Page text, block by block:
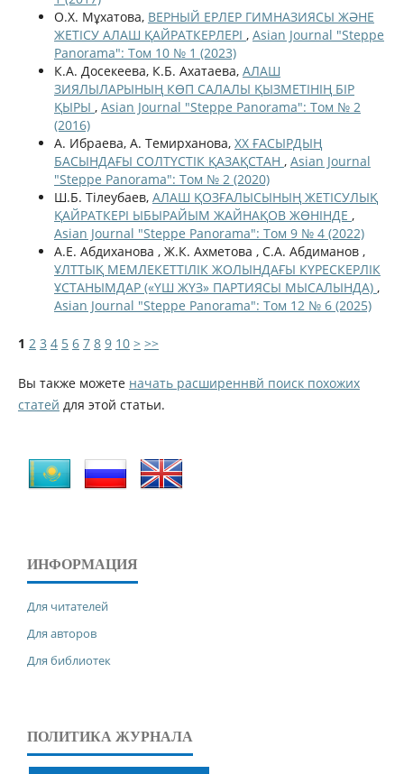
О.Х. Мұхатова, ВЕРНЫЙ ЕРЛЕР ГИМНАЗИЯСЫ ЖӘНЕ
ЖЕТІСУ АЛАШ ҚАЙРАТКЕРЛЕРІ , Asian Journal "Steppe
Panorama": Том 10 № 1 (2023)
К.А. Досекеева, К.Б. Ахатаева, АЛАШ
ЗИЯЛЫЛАРЫНЫҢ КӨП САЛАЛЫ ҚЫЗМЕТІНІҢ БІР
ҚЫРЫ , Asian Journal "Steppe Panorama": Том № 2
(2016)
А. Ибраева, А. Темирханова, ХХ ҒАСЫРДЫҢ
БАСЫНДАҒЫ СОЛТҮСТІК ҚАЗАҚСТАН , Asian Journal
"Steppe Panorama": Том № 2 (2020)
Ш.Б. Тілеубаев, АЛАШ ҚОЗҒАЛЫСЫНЫҢ ЖЕТІСУЛЫҚ
ҚАЙРАТКЕРІ ЫБЫРАЙЫМ ЖАЙНАҚОВ ЖӨНІНДЕ ,
Asian Journal "Steppe Panorama": Том 9 № 4 (2022)
А.Е. Абдиханова , Ж.К. Ахметова , С.А. Абдиманов ,
ҰЛТТЫҚ МЕМЛЕКЕТТІЛІК ЖОЛЫНДАҒЫ КҮРЕСКЕРЛІК
ҰСТАНЫМДАР («ҮШ ЖҮЗ» ПАРТИЯСЫ МЫСАЛЫНДА) ,
Asian Journal "Steppe Panorama": Том 12 № 6 (2025)
1 2 3 4 5 6 7 8 9 10 > >>
Вы также можете начать расширеннвй поиск похожих
статей для этой статьи.
ИНФОРМАЦИЯ
Для читателей
Для авторов
Для библиотек
ПОЛИТИКА ЖУРНАЛА